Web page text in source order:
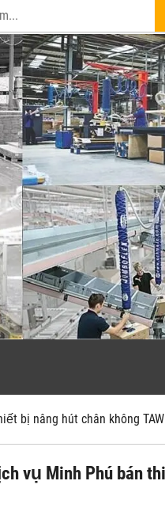
bị nâng hút chân không
vụ Minh Phú bán